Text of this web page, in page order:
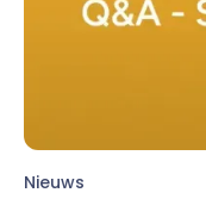
Nieuws